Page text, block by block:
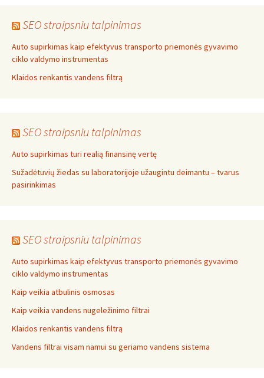
SEO straipsniu talpinimas
Auto supirkimas kaip efektyvus transporto priemonės gyvavimo
ciklo valdymo instrumentas
Klaidos renkantis vandens filtrą
SEO straipsniu talpinimas
Auto supirkimas turi realią finansinę vertę
Sužadėtuvių žiedas su laboratorijoje užaugintu deimantu – tvarus
pasirinkimas
SEO straipsniu talpinimas
Auto supirkimas kaip efektyvus transporto priemonės gyvavimo
ciklo valdymo instrumentas
Kaip veikia atbulinis osmosas
Kaip veikia vandens nugeležinimo filtrai
Klaidos renkantis vandens filtrą
Vandens filtrai visam namui su geriamo vandens sistema